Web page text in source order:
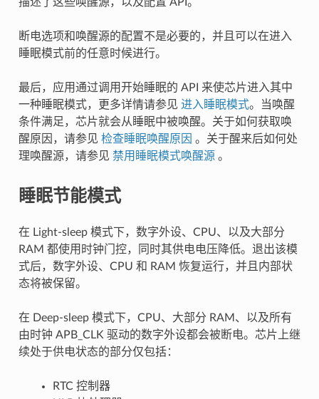
断电选项和唤醒源的配置不是必要的，并且可以在进入
睡眠模式前的任意时候进行。
最后，应用通过调用开始睡眠的 API 来使芯片进入其中
一种睡眠模式，更多详情请参见 进入睡眠模式。当唤醒
条件满足，芯片就会从睡眠中被唤醒。关于如何获取唤
醒原因，请参见 检查睡眠唤醒原因 。关于醒来后如何处
理唤醒源，请参见 禁用睡眠模式唤醒源 。
睡眠节能模式
在 Light-sleep 模式下，数字外设、CPU、以及大部分
RAM 都使用时钟门控，同时其供电电压降低。退出该模
式后，数字外设、CPU 和 RAM 恢复运行，并且内部状
态将被保留。
在 Deep-sleep 模式下，CPU、大部分 RAM、以及所有
由时钟 APB_CLK 驱动的数字外设都会被断电。芯片上继
续处于供电状态的部分仅包括：
RTC 控制器